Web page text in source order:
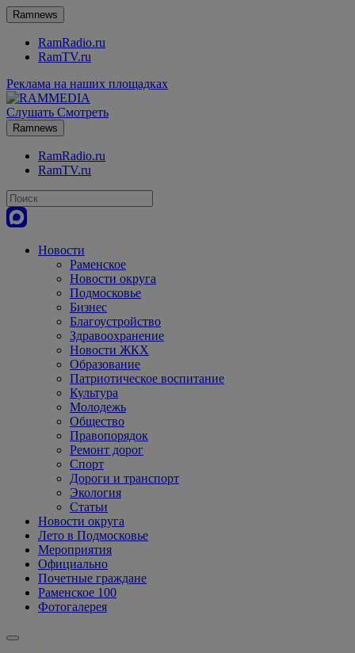
Ramnews
RamRadio.ru
RamTV.ru
Реклама на наших площадках
Слушать Смотреть
Ramnews
RamRadio.ru
RamTV.ru
Новости
Раменское
Новости округа
Подмосковье
Бизнес
Благоустройство
Здравоохранение
Новости ЖКХ
Образование
Патриотическое воспитание
Культура
Молодежь
Общество
Правопорядок
Ремонт дорог
Спорт
Дороги и транспорт
Экология
Статьи
Новости округа
Лето в Подмосковье
Мероприятия
Официально
Почетные граждане
Раменское 100
Фотогалерея